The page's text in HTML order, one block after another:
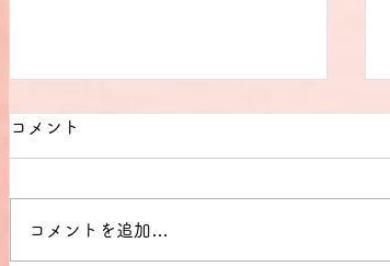
コメント
コメントを追加…